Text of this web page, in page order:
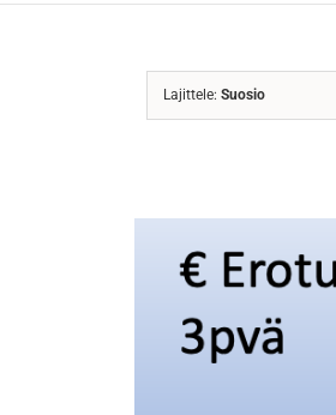
Lajittele: Suosio